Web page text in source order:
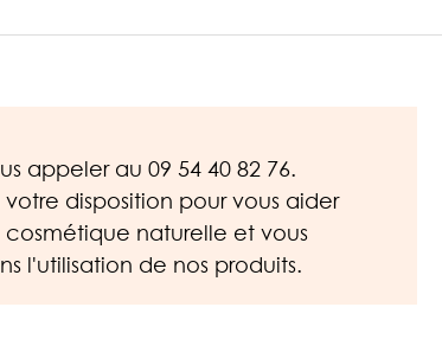
appeler au 09 54 40 82 76.
disposition pour vous aider
cosmétique naturelle et vous
l'utilisation de nos produits.